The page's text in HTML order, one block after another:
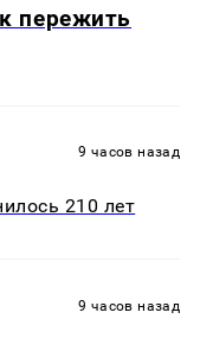
пережить
9 часов назад
210 лет
9 часов назад